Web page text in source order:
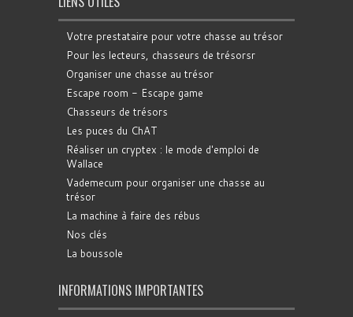
Votre prestataire pour votre chasse au trésor
Pour les lecteurs, chasseurs de trésorsr
Organiser une chasse au trésor
Escape room - Escape game
Chasseurs de trésors
Les puces du ChAT
Réaliser un cryptex : le mode d'emploi de
Wallace
Vademecum pour organiser une chasse au
trésor
La machine à faire des rébus
Nos clés
La boussole
INFORMATIONS IMPORTANTES